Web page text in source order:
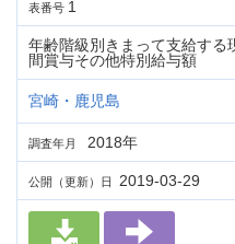
表番号 1
年齢階級別きまって支給する
間賞与その他特別給与額
宮崎・鹿児島
調査年月 2018年
公開（更新）日 2019-03-29